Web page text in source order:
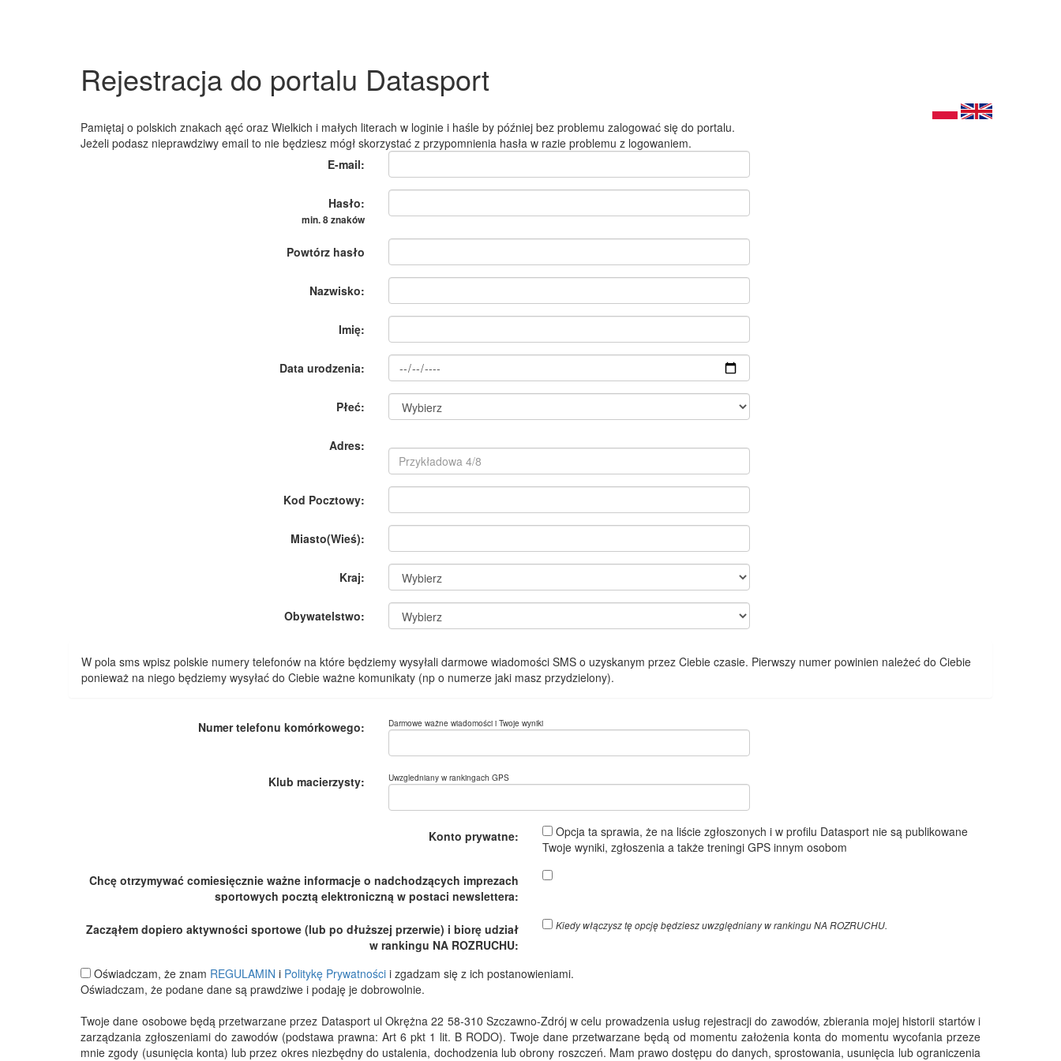
Rejestracja do portalu Datasport
Pamiętaj o polskich znakach ąęć oraz Wielkich i małych literach w loginie i haśle by później bez problemu zalogować się do portalu.
Jeżeli podasz nieprawdziwy email to nie będziesz mógł skorzystać z przypomnienia hasła w razie problemu z logowaniem.
E-mail:
Hasło:
min. 8 znaków
Powtórz hasło
Nazwisko:
Imię:
Data urodzenia:
Płeć:
Adres:
Kod Pocztowy:
Miasto(Wieś):
Kraj:
Obywatelstwo:
W pola sms wpisz polskie numery telefonów na które będziemy wysyłali darmowe wiadomości SMS o uzyskanym przez Ciebie czasie. Pierwszy numer powinien należeć do Ciebie
ponieważ na niego będziemy wysyłać do Ciebie ważne komunikaty (np o numerze jaki masz przydzielony).
Numer telefonu komórkowego: Darmowe ważne wiadomości i Twoje wyniki
Klub macierzysty: Uwzgledniany w rankingach GPS
Konto prywatne:
Opcja ta sprawia, że na liście zgłoszonych i w profilu Datasport nie są publikowane
Twoje wyniki, zgłoszenia a także treningi GPS innym osobom
Chcę otrzymywać comiesięcznie ważne informacje o nadchodzących imprezach
sportowych pocztą elektroniczną w postaci newslettera:
Zacząłem dopiero aktywności sportowe (lub po dłuższej przerwie) i biorę udział
w rankingu NA ROZRUCHU:
Kiedy włączysz tę opcję będziesz uwzględniany w rankingu NA ROZRUCHU.
Oświadczam, że znam REGULAMIN i Politykę Prywatności i zgadzam się z ich postanowieniami.
Oświadczam, że podane dane są prawdziwe i podaję je dobrowolnie.
Twoje dane osobowe będą przetwarzane przez Datasport ul Okrężna 22 58-310 Szczawno-Zdrój w celu prowadzenia usług rejestracji do zawodów, zbierania mojej historii startów i
zarządzania zgłoszeniami do zawodów (podstawa prawna: Art 6 pkt 1 lit. B RODO). Twoje dane przetwarzane będą od momentu założenia konta do momentu wycofania przeze
mnie zgody (usunięcia konta) lub przez okres niezbędny do ustalenia, dochodzenia lub obrony roszczeń. Mam prawo dostępu do danych, sprostowania, usunięcia lub ograniczenia